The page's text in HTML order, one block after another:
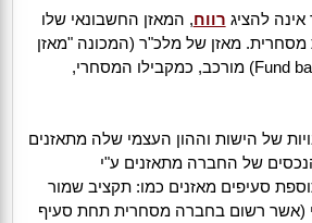
להציג רווח, המאזן החשבונאי שלו
מאזן של מלכ"ר (המכונה "מאזן
קרנות" או Fund balance sheet) מורכב, כמקבילו המסחרי,
של הישות וההון העצמי שלה מתאזנים
של החברה מתאזנים ע"י
סעיפים מאזנים כמו: תקציב שמור
(אשר רשום בחברה מסחרית תחת סעיף